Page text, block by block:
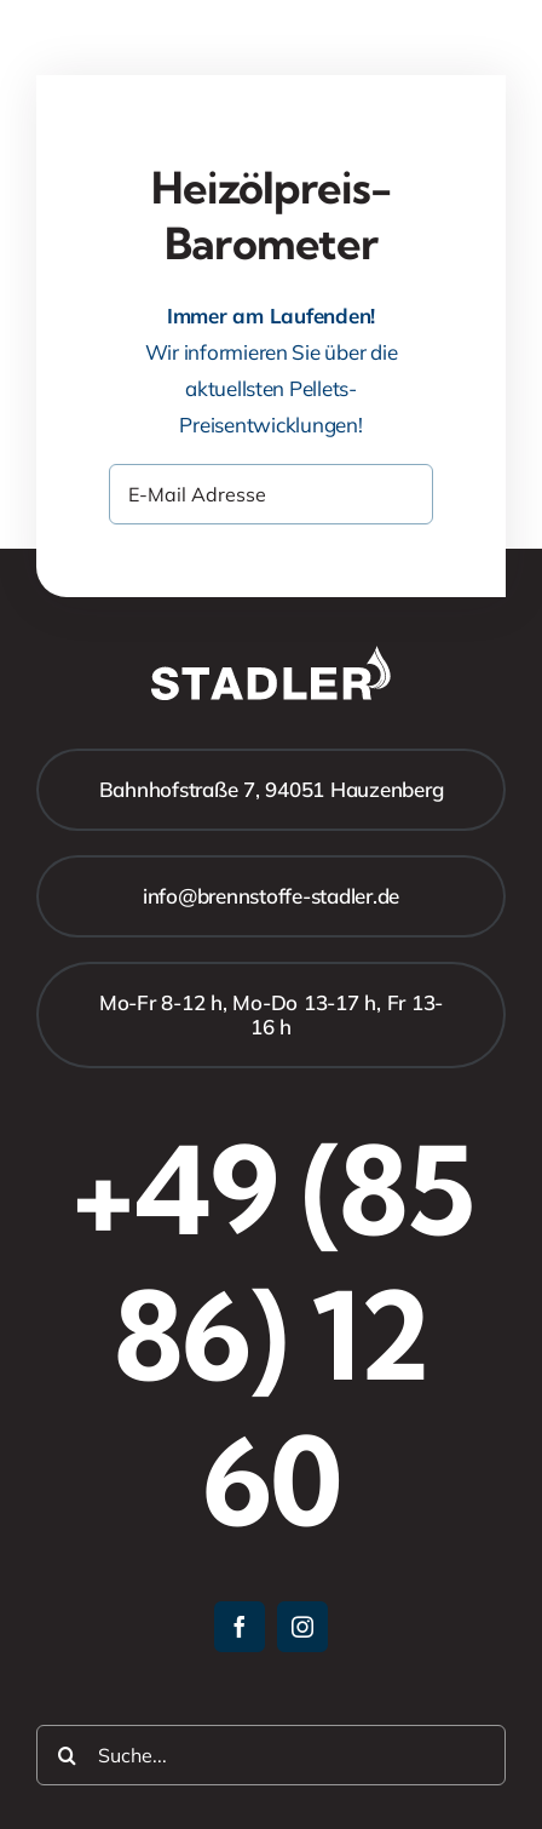
Heizölpreis-
Barometer
Immer am Laufenden!
Wir informieren Sie über die
aktuellsten Pellets-
Preisentwicklungen!
Bahnhofstraße 7, 94051 Hauzenberg
info@brennstoffe-stadler.de
Mo-Fr 8-12 h, Mo-Do 13-17 h, Fr 13-
16 h
+49 (85
86) 12
60
Suche
nach: